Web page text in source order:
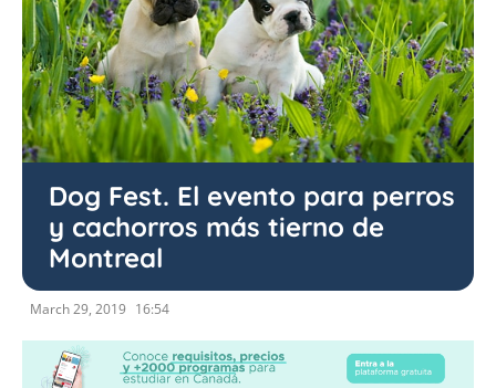
Dog Fest. El evento para perros
y cachorros más tierno de
Montreal
March 29, 2019 16:54